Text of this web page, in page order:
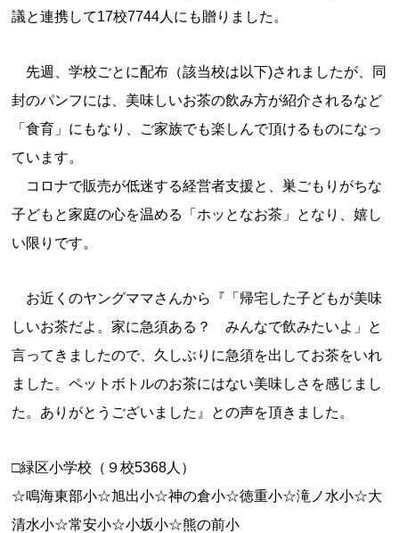
議と連携して17校7744人にも贈りました。
先週、学校ごとに配布（該当校は以下)されましたが、同
封のパンフには、美味しいお茶の飲み方が紹介されるなど
「食育」にもなり、ご家族でも楽しんで頂けるものになっ
ています。
コロナで販売が低迷する経営者支援と、巣ごもりがちな
子どもと家庭の心を温める「ホッとなお茶」となり、嬉し
い限りです。
お近くのヤングママさんから『「帰宅した子どもが美味
しいお茶だよ。家に急須ある？ みんなで飲みたいよ」と
言ってきましたので、久しぶりに急須を出してお茶をいれ
ました。ペットボトルのお茶にはない美味しさを感じまし
た。ありがとうございました』との声を頂きました。
□緑区小学校（９校5368人）
☆鳴海東部小☆旭出小☆神の倉小☆徳重小☆滝ノ水小☆大
清水小☆常安小☆小坂小☆熊の前小